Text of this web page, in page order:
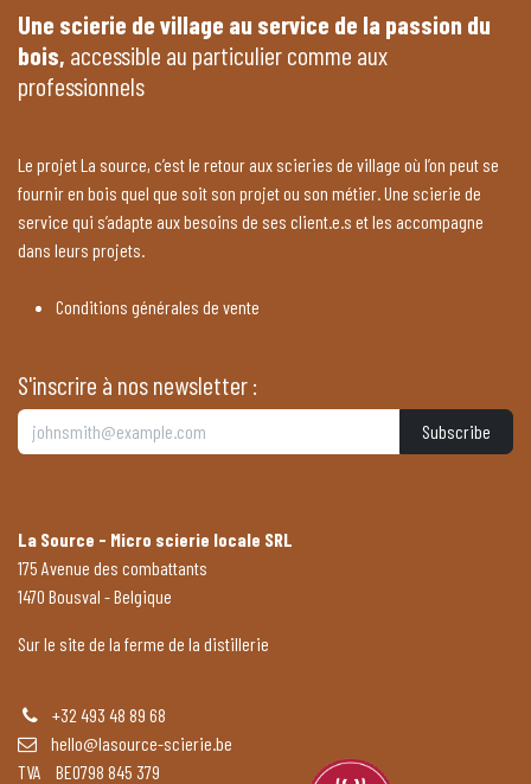
Une scierie de village au service de la passion du
bois, accessible au particulier comme aux
professionnels
Le projet La source, c’est le retour aux scieries de village où l’on peut se
fournir en bois quel que soit son projet ou son métier. Une scierie de
service qui s’adapte aux besoins de ses client.e.s et les accompagne
dans leurs projets.
Conditions générales de vente
S'inscrire à nos newsletter :
Subscribe
La Source - Micro scierie locale SRL
175 Avenue des combattants
1470 Bousval - Belgique
Sur le site de la ferme de la distillerie
+32 493 48 89 68
hello@lasource-scierie.be
TVA BE0798 845 379